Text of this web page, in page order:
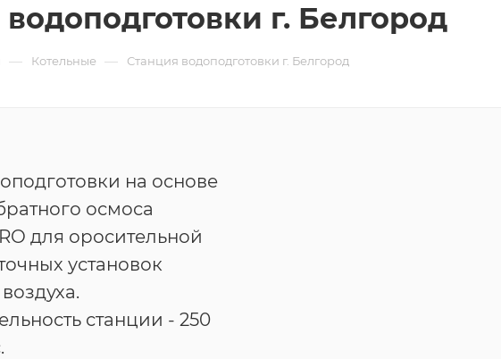
г. Белгород
— Котельные — Станция водоподготовки г. Белгород
на основе
осмоса
для оросительной
установок
станции - 250